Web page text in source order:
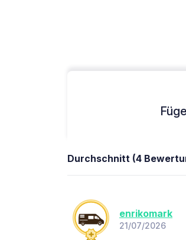
Durchschnitt (4
enrikomark
21/07/2026